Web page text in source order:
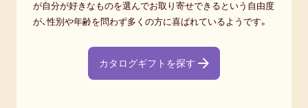
が自分が好きなものを選んでお取り寄せできるという自由度
が、性別や年齢を問わず多くの方に喜ばれているようです。
カタログギフトを探す